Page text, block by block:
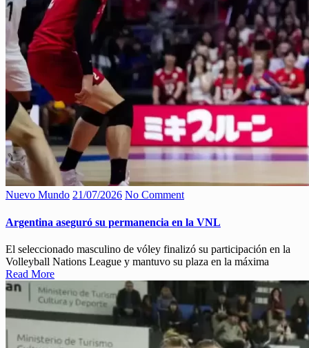
Nuevo Mundo 21/07/2026 No Comment
Argentina aseguró su permanencia en la VNL
El seleccionado masculino de vóley finalizó su participación en la
Volleyball Nations League y mantuvo su plaza en la máxima
Read More